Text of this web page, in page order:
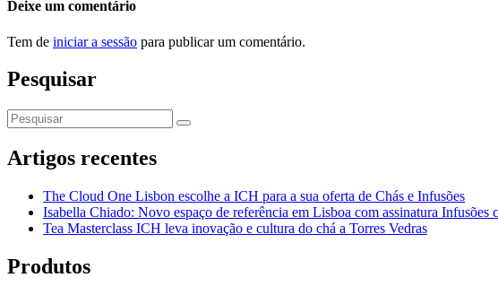
Deixe um comentário
Tem de iniciar a sessão para publicar um comentário.
Pesquisar
Artigos recentes
The Cloud One Lisbon escolhe a ICH para a sua oferta de Chás e Infusões
Isabella Chiado: Novo espaço de referência em Lisboa com assinatura Infusões
Tea Masterclass ICH leva inovação e cultura do chá a Torres Vedras
Produtos